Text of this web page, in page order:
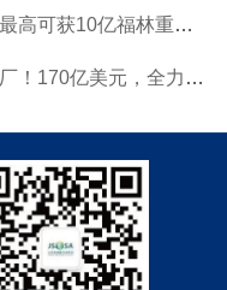
获10亿福林重磅补贴
美元，全力推动能源转型